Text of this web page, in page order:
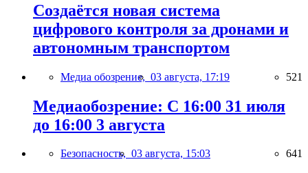
Создаётся новая система
цифрового контроля за дронами и
автономным транспортом
Медиа обозрение, 03 августа, 17:19 521
Медиаобозрение: С 16:00 31 июля
до 16:00 3 августа
Безопасность, 03 августа, 15:03 641